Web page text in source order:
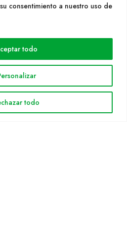
consentimiento a nuestro uso de
todo
todo